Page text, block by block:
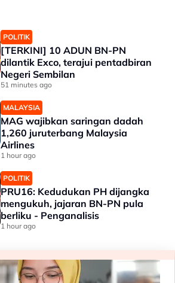
POLITIK
[TERKINI] 10 ADUN BN-PN
dilantik Exco, terajui pentadbiran
Negeri Sembilan
51 minutes ago
MALAYSIA
MAG wajibkan saringan dadah
1,260 juruterbang Malaysia
Airlines
1 hour ago
POLITIK
PRU16: Kedudukan PH dijangka
mengukuh, jajaran BN-PN pula
berliku - Penganalisis
1 hour ago